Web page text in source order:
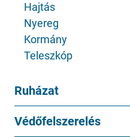
Hajtás
Nyereg
Kormány
Teleszkóp
Ruházat
Védőfelszerelés